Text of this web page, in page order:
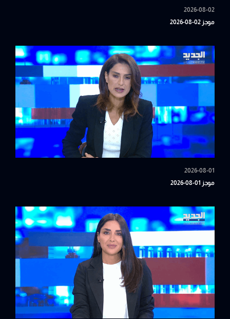
2026-08-02
موجز 02-08-2026
2026-08-01
موجز 01-08-2026